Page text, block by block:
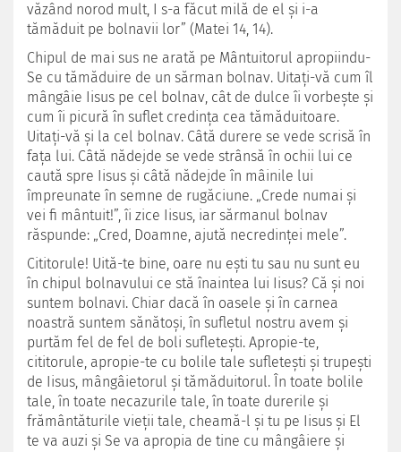
văzând norod mult, I s-a făcut milă de el şi i-a
tămăduit pe bolnavii lor” (Matei 14, 14).
Chipul de mai sus ne arată pe Mântuitorul apropiindu-
Se cu tămăduire de un sărman bolnav. Uitaţi-vă cum îl
mângâie Iisus pe cel bolnav, cât de dulce îi vor­beşte şi
cum îi picură în suflet credinţa cea tămăduitoare.
Uitaţi-vă şi la cel bolnav. Câtă durere se vede scrisă în
faţa lui. Câtă nădejde se vede strânsă în ochii lui ce
caută spre Iisus şi câtă nădejde în mâinile lui
împreunate în semne de rugăciune. „Crede numai şi
vei fi mântuit!”, îi zice Iisus, iar sărmanul bolnav
răspunde: „Cred, Doamne, ajută necredinţei mele”.
Cititorule! Uită-te bine, oare nu eşti tu sau nu sunt eu
în chipul bolnavului ce stă înaintea lui Iisus? Că şi noi
suntem bolnavi. Chiar dacă în oasele şi în carnea
noastră suntem sănătoşi, în sufletul nostru avem şi
purtăm fel de fel de boli sufle­teşti. Apropie-te,
cititorule, apropie-te cu bolile tale sufleteşti şi trupeşti
de Iisus, mângâietorul şi tămăduitorul. În toate bo­lile
tale, în toate necazurile tale, în toate durerile şi
frământăturile vieţii tale, cheamă-l şi tu pe Iisus şi El
te va auzi şi Se va apropia de tine cu mângâiere şi